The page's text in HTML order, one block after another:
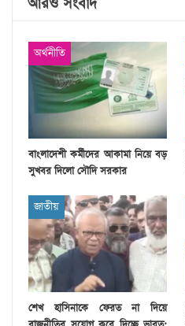
অর্থনীতি
বাংলাদেশী কর্মীদের আকামা নিয়ে বড়
সুখবর দিলো সৌদি সরকার
জাতীয়
শেখ হাসিনাকে ফেরত না দিয়ে